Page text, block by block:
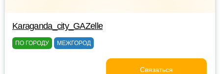
Karaganda_city_GAZelle
ПО ГОРОДУ МЕЖГОРОД
Связаться